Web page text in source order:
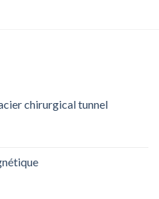
chirurgical tunnel